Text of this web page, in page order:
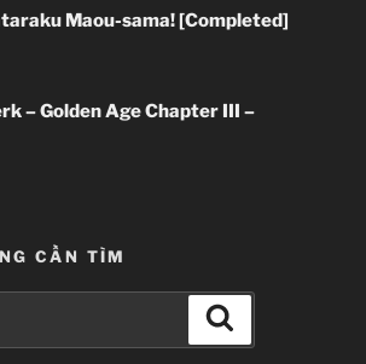
Maou-sama! [Completed]
– Golden Age Chapter III –
CẦN TÌM